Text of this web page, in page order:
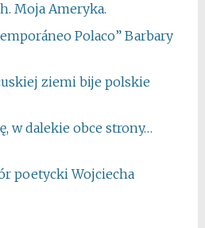
Moja Ameryka.
Polaco” Barbary
ziemi bije polskie
w dalekie obce strony…
poetycki Wojciecha